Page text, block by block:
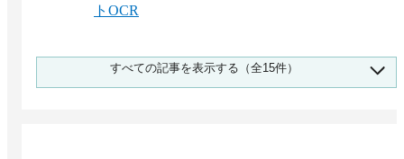
トOCR
オンプレミスのAI-OCRおすすめ9選！クラウド
との違いは？
すべての記事を表示する（全15件）